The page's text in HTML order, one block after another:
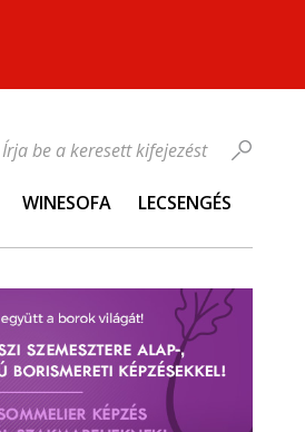
WINESOFA LECSENGÉS
Írja be a keresett kifejezést